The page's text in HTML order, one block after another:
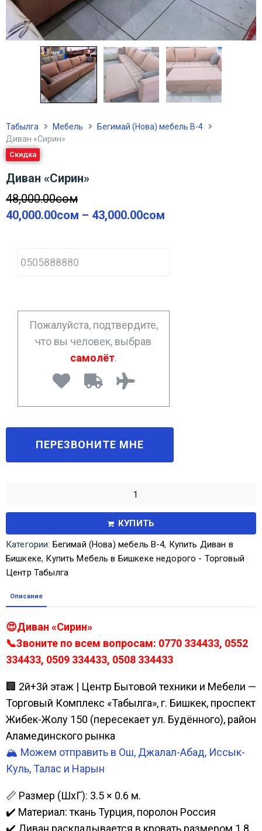
Табылга Мебель
Бегимай (Нова) мебель В-4
Диван «Сирин»
Скидка
Диван «Сирин»
48,000.00сом
40,000.00сом – 43,000.00сом
h
o
*
Пожалуйста, подтвердите,
что вы человек, выбрав
самолёт.
КУПИТЬ
Категории: Бегимай (Нова) мебель В-4, Купить Диван в
Бишкеке, Купить Мебель в Бишкеке недорого - Торговый
Центр Табылга
Описание
😍Диван «Сирин»
📞Звоните по всем вопросам: 0770 334433, 0552
334433, 0509 334433, 0508 334433
🏢 2й+3й этаж | Центр Бытовой техники и Мебели —
Торговый Комплекс «Табылга», г. Бишкек, проспект
Жибек-Жолу 150 (пересекает ул. Будённого), район
Аламединского рынка
🏔️ Можем отправить в Ош, Джалал-Абад, Иссык-
Куль, Талас и Нарын
📏 Размер (ШхГ): 3.5 × 0.6 м.
✔️ Материал: ткань Турция, поролон Россия
✔️ Диван раскладывается в кровать размером 1.8